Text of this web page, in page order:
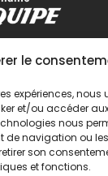
le
expériences,
et/ou accéder
nous
navigation ou
son
et fonctions.